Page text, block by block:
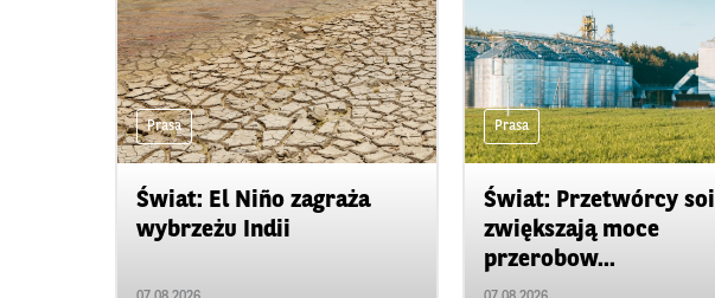
Prasa
Świat: El Niño zagraża
wybrzeżu Indii
Prasa
Świat: Przetwórcy soi
zwiększają moce
przerobow...